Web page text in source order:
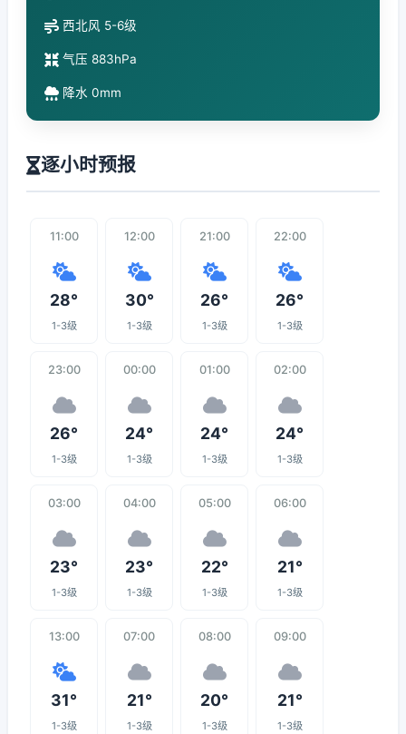
西北风 5-6级
气压 883hPa
降水 0mm
逐小时预报
11:00
28°
1-3级
12:00
30°
1-3级
21:00
26°
1-3级
22:00
26°
1-3级
23:00
26°
1-3级
00:00
24°
1-3级
01:00
24°
1-3级
02:00
24°
1-3级
03:00
23°
1-3级
04:00
23°
1-3级
05:00
22°
1-3级
06:00
21°
1-3级
13:00
31°
1-3级
07:00
21°
1-3级
08:00
20°
1-3级
09:00
21°
1-3级